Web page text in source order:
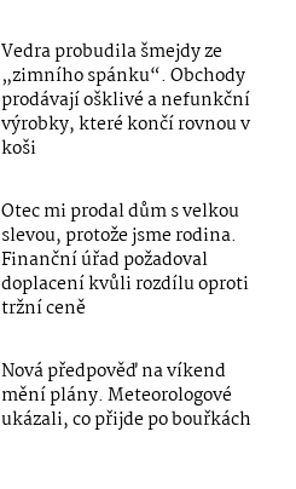
Vedra probudila šmejdy ze
„zimního spánku“. Obchody
prodávají ošklivé a nefunkční
výrobky, které končí rovnou v
koši
Otec mi prodal dům s velkou
slevou, protože jsme rodina.
Finanční úřad požadoval
doplacení kvůli rozdílu oproti
tržní ceně
Nová předpověď na víkend
mění plány. Meteorologové
ukázali, co přijde po bouřkách